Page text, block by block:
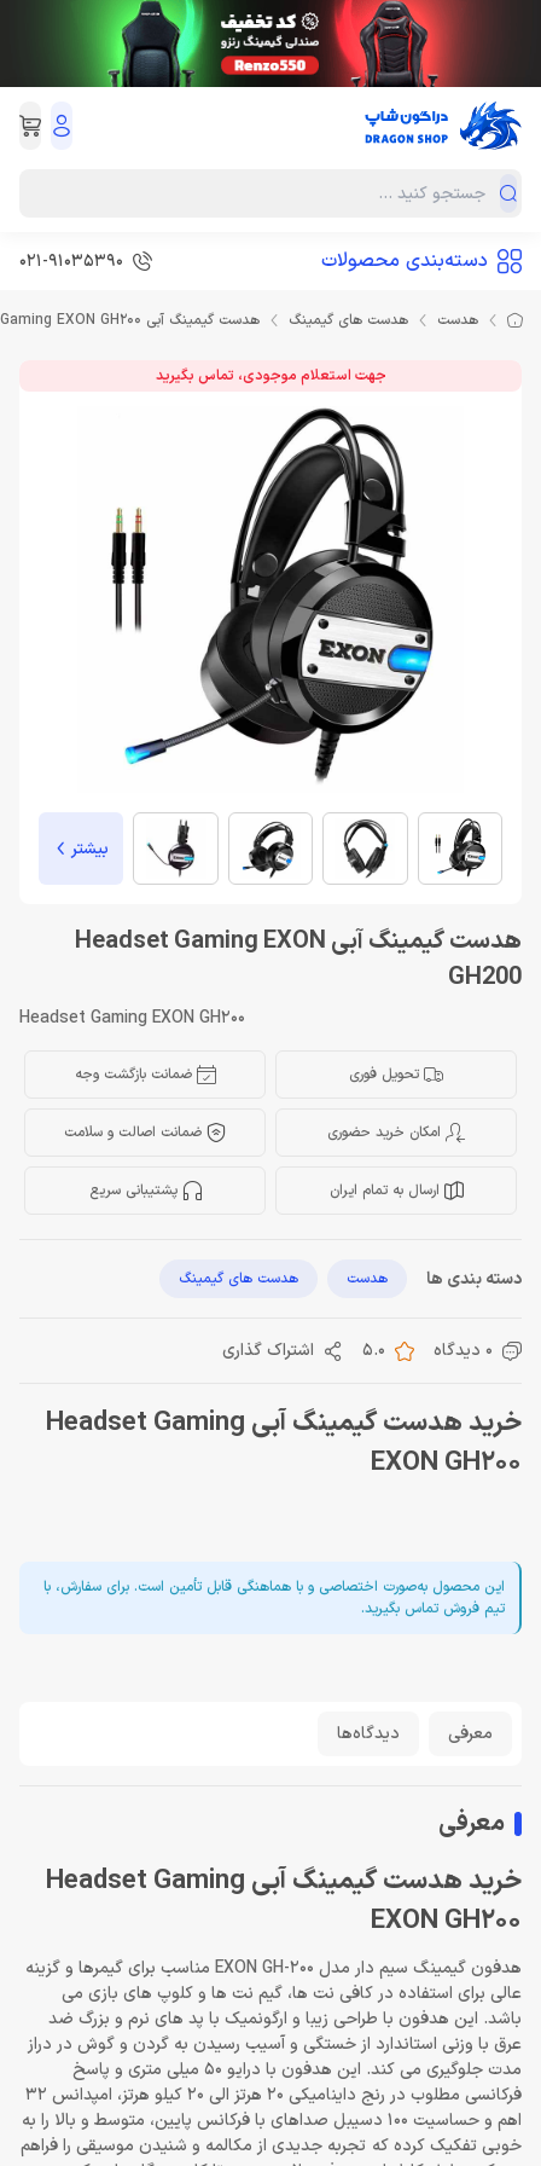
دسته‌بندی محصولات 021-91035390
هدست هدست های گیمینگ هدست گیمینگ آبی Headset Gaming EXON GH200
جهت استعلام موجودی، تماس بگیرید
بیشتر
هدست گیمینگ آبی Headset Gaming EXON
GH200
Headset Gaming EXON GH200
تحویل فوری ضمانت بازگشت وجه
امکان خرید حضوری ضمانت اصالت و سلامت
ارسال به تمام ایران پشتیبانی سریع
دسته بندی ها هدست هدست های گیمینگ
0 دیدگاه 5.0 اشتراک گذاری
خرید هدست گیمینگ آبی Headset Gaming
EXON GH200
این محصول به‌صورت اختصاصی و با هماهنگی قابل تأمین است. برای سفارش، با
تیم فروش تماس بگیرید.
معرفی دیدگاه‌ها
معرفی
خرید هدست گیمینگ آبی Headset Gaming
EXON GH200
هدفون گیمینگ سیم دار مدل EXON GH-200 مناسب برای گیمرها و گزینه
عالی برای استفاده در کافی نت ها، گیم نت ها و کلوپ های بازی می
باشد. این هدفون با طراحی زیبا و ارگونمیک با پد های نرم و بزرگ ضد
عرق با وزنی استاندارد از خستگی و آسیب رسیدن به گردن و گوش در دراز
مدت جلوگیری می کند. این هدفون با درایو 50 میلی متری و پاسخ
فرکانسی مطلوب در رنج داینامیکی 20 هرتز الی 20 کیلو هرتز، امپدانس 32
اهم و حساسیت 100 دسیبل صداهای با فرکانس پایین، متوسط و بالا را به
خوبی تفکیک کرده که تجربه جدیدی از مکالمه و شنیدن موسیقی را فراهم